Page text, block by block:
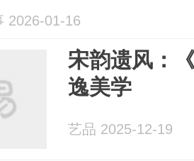
2026-01-16
宋韵遗风：
逸美学
艺品 2025-12-19